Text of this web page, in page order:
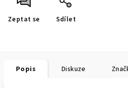
Zeptat se Sdílet
Popis Diskuze